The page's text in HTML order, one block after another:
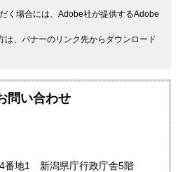
く場合には、Adobe社が提供するAdobe
、バナーのリンク先からダウンロード
問い合わせ
番地1 新潟県庁行政庁舎5階